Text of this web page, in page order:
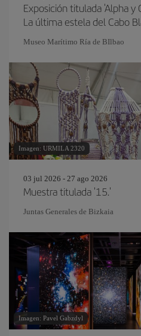
Exposición titulada 'Alpha y
La última estela del Cabo
Museo Marítimo Ría de BIlbao
Imagen: URMILA 2320
03 jul 2026 - 27 ago 2026
Muestra titulada '15.'
Juntas Generales de Bizkaia
Imagen: Pavel Gabzdyl